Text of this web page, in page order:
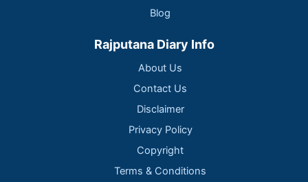
Blog
Rajputana Diary Info
About Us
Contact Us
Disclaimer
Privacy Policy
Copyright
Terms & Conditions